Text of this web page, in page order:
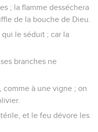
; la flamme desséchera
de la bouche de Dieu.
le séduit ; car la
branches ne
comme à une vigne ; on
et le feu dévore les